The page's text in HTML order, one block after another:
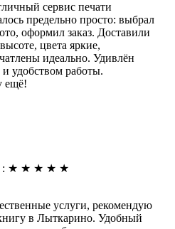
сервис печати
предельно просто: выбрал
оформил заказ. Доставили
цвета яркие,
идеально. Удивлён
удобством работы.
ещё!
: ★ ★ ★ ★ ★
услуги, рекомендую
в Лыткарино. Удобный